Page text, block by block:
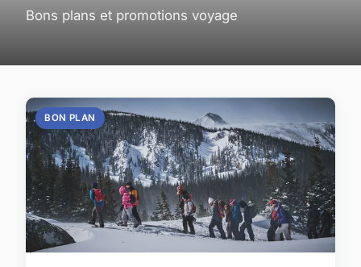
Bons plans et promotions voyage
BON PLAN